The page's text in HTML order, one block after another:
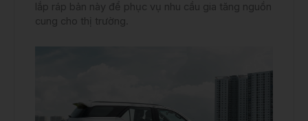
lắp ráp bản này để phục vụ nhu cầu gia tăng nguồn
cung cho thị trường.